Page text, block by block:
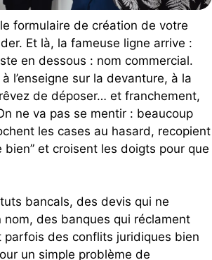
formulaire de création de votre
Et là, la fameuse ligne arrive :
en dessous : nom commercial.
l’enseigne sur la devanture, à la
de déposer… et franchement,
ne va pas se mentir : beaucoup
les cases au hasard, recopient
bien” et croisent les doigts pour que
bancals, des devis qui ne
des banques qui réclament
des conflits juridiques bien
un simple problème de